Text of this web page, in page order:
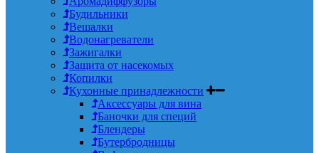
Будильники
Вешалки
Водонагреватели
Зажигалки
Защита от насекомых
Копилки
Кухонные принадлежности
Аксессуары для вина
Баночки для специй
Блендеры
Бутербродницы